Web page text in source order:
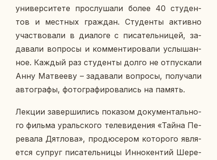
уни­вер­си­те­те про­слу­ша­ли более 40 сту­ден­
тов и мест­ных граж­дан. Сту­ден­ты ак­тив­но
участ­во­ва­ли в диа­ло­ге с пи­са­тель­ни­цей, за­
да­ва­ли во­про­сы и ком­мен­ти­ро­ва­ли услы­шан­
ное. Каждый раз сту­ден­ты долго не от­пус­ка­ли
Анну Мат­ве­е­ву – за­да­ва­ли во­про­сы, по­лу­ча­ли
ав­то­гра­фы, фо­то­гра­фи­ро­ва­лись на память.
Лекции за­вер­ши­лись по­ка­зом до­ку­мен­таль­но­
го фильма ураль­ско­го те­ле­ви­де­ния «Тайна Пе­
ре­ва­ла Дят­ло­ва», про­дю­се­ром ко­то­ро­го яв­ля­
ет­ся супруг пи­са­тель­ни­цы Ин­но­кен­тий Ше­ре­